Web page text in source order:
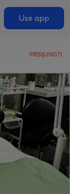
Use app
PRISIJUNGTI